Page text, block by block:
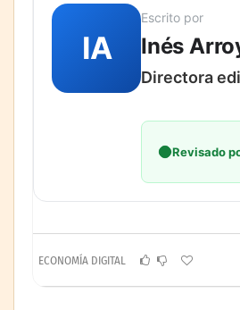
IA
Escrito por
Inés
Directora
Revisado
ECONOMÍA DIGITAL